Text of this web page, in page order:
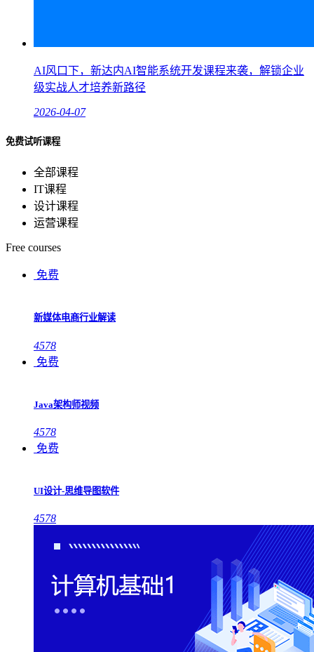
AI风口下，新达内AI智能系统开发课程来袭，解锁企业
级实战人才培养新路径
2026-04-07
免费试听课程
全部课程
IT课程
设计课程
运营课程
Free courses
免费
新媒体电商行业解读
4578
免费
Java架构师视频
4578
免费
UI设计-思维导图软件
4578